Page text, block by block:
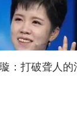
：打破聋人的